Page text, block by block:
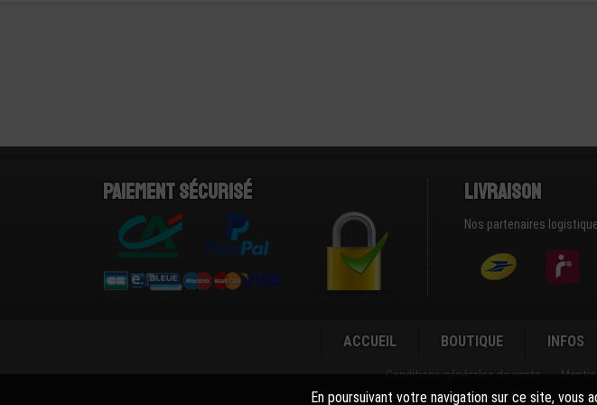
Paiement sécurisé Livraison
Nos partenaires
ACCUEIL BOUTIQUE INFOS
Conditions générales de vente
En poursuivant votre navigation sur ce site, vous